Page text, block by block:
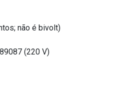
não é bivolt)
(220 V)